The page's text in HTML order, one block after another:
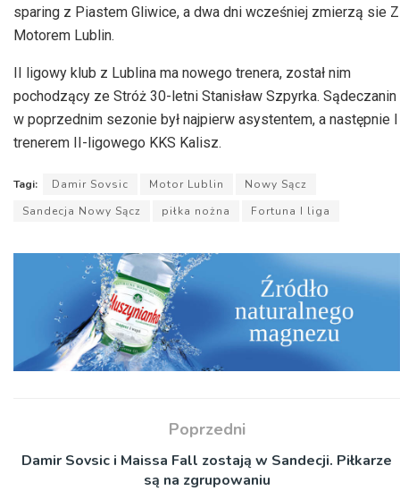
sparing z Piastem Gliwice, a dwa dni wcześniej zmierzą sie Z
Motorem Lublin.
II ligowy klub z Lublina ma nowego trenera, został nim
pochodzący ze Stróż 30-letni Stanisław Szpyrka. Sądeczanin
w poprzednim sezonie był najpierw asystentem, a następnie I
trenerem II-ligowego KKS Kalisz.
Tagi: Damir Sovsic Motor Lublin
Nowy Sącz
Sandecja Nowy Sącz
piłka nożna Fortuna I liga
Poprzedni
Damir Sovsic i Maissa Fall zostają w Sandecji. Piłkarze
są na zgrupowaniu